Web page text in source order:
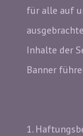
für alle auf
Inhalte der
Banner
1.